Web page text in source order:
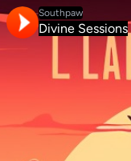
Southpaw
Divine Sessions